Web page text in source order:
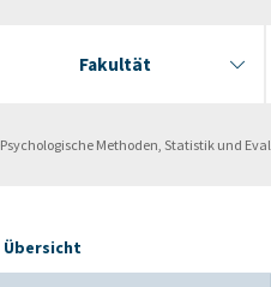
Fakultät
Psychologische Methoden, Statistik und
Übersicht